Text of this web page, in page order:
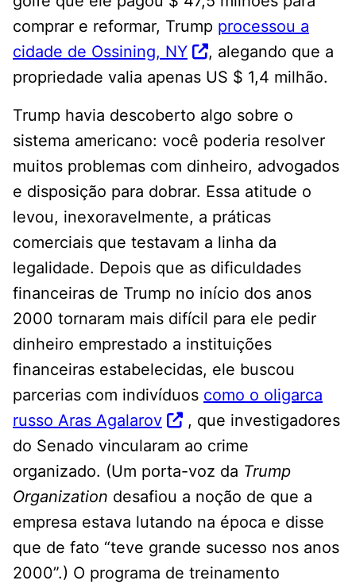
comprar e reformar, Trump processou a
cidade de Ossining, NY
, alegando que a
propriedade valia apenas US $ 1,4 milhão.
Trump havia descoberto algo sobre o
sistema americano: você poderia resolver
muitos problemas com dinheiro, advogados
e disposição para dobrar. Essa atitude o
levou, inexoravelmente, a práticas
comerciais que testavam a linha da
legalidade. Depois que as dificuldades
financeiras de Trump no início dos anos
2000 tornaram mais difícil para ele pedir
dinheiro emprestado a instituições
financeiras estabelecidas, ele buscou
parcerias com indivíduos como o oligarca
russo Aras Agalarov
, que investigadores
do Senado vincularam ao crime
organizado. (Um porta-voz da Trump
Organization desafiou a noção de que a
empresa estava lutando na época e disse
que de fato “teve grande sucesso nos anos
2000”.) O programa de treinamento